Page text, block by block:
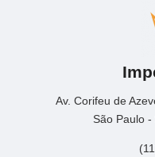
Av. Corifeu de
São Paulo